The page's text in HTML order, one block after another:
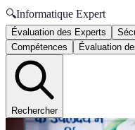
🔍Informatique Expert
Évaluation des Experts
Compétences
Évaluation
Rechercher